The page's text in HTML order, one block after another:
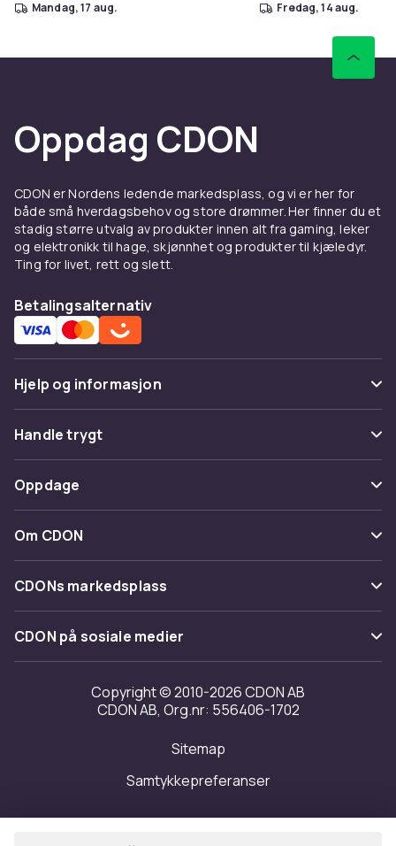
mandag, 17 aug. fredag, 14 aug.
Oppdag CDON
CDON er Nordens ledende markedsplass, og vi er her for
både små hverdagsbehov og store drømmer. Her finner du et
stadig større utvalg av produkter innen alt fra gaming, leker
og elektronikk til hage, skjønnhet og produkter til kjæledyr.
Ting for livet, rett og slett.
Betalingsalternativ
Hjelp og informasjon
Vanlige spørsmål
Spor pakke
Angre & returner her
Kontakt oss
Handle trygt
Betaling
Levering
Tilbakekallinger
Oppdage
Kategorier
Varemerker
Om CDON
Om oss
Kundeanmeldelser
Jobbe på CDON
Investor relations
Tilgjengelighet
CDONs markedsplass
Merchant Help Center
CDON på sosiale medier
Copyright © 2010-2026 CDON AB
CDON AB, Org.nr: 556406-1702
Sitemap
Samtykkepreferanser